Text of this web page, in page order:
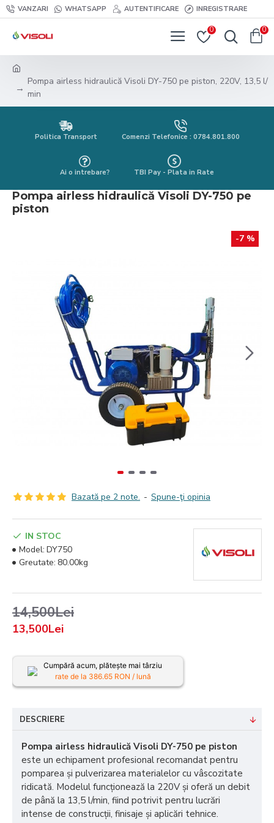
VANZARI WHATSAPP AUTENTIFICARE INREGISTRARE
0 0
Pompa airless hidraulică Visoli DY-750 pe piston, 220V, 13,5 l/
min
Politica Transport Comenzi Telefonice : 0784.801.800
Ai o intrebare? TBI Pay - Plata in Rate
Pompa airless hidraulică Visoli DY-750 pe
piston
-7 %
Bazată pe 2 note. - Spune-ţi opinia
13,500Lei
14,500Lei
IN STOC
Model: DY750
Greutate: 80.00kg
Cumpără acum, plătește mai târziu
rate de la 386.65RON / lună
DESCRIERE
Pompa airless hidraulică Visoli DY-750 pe piston
este un echipament profesional recomandat pentru
pomparea și pulverizarea materialelor cu vâscozitate
ridicată. Modelul funcționează la 220V și oferă un debit
de până la 13,5 l/min, fiind potrivit pentru lucrări
intense de construcții, finisaje și aplicări tehnice.